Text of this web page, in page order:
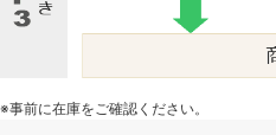
※事前に在庫をご確認ください。